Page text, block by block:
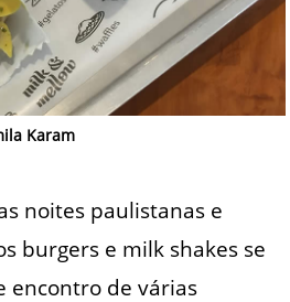
Karam
noites paulistanas e
burgers e milk shakes se
de várias